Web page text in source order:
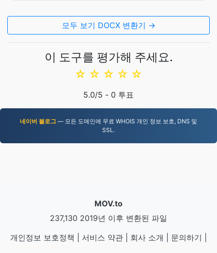
모두 보기 DOCX 변환기 →
이 도구를 평가해 주세요.
☆
☆
☆
☆
☆
5.0/5 - 0 투표
네이버 블로그 — 모든 도메인에 무료 WHOIS 개인 정보 보호, DNS 및
SSL.
MOV.to
237,130 2019년 이후 변환된 파일
개인정보 보호정책
서비스 약관 회사 소개 문의하기